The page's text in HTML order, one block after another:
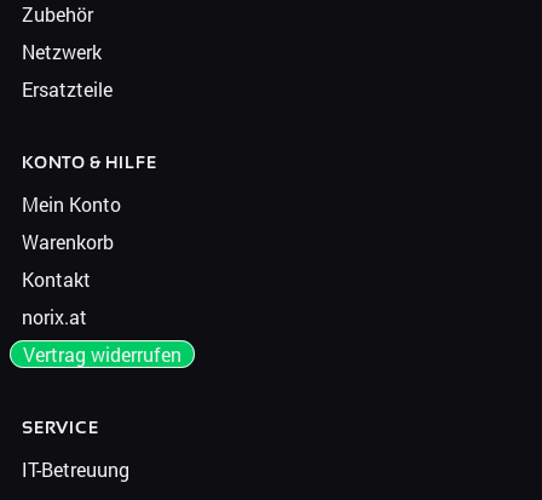
Zubehör
Netzwerk
Ersatzteile
KONTO & HILFE
Mein Konto
Warenkorb
Kontakt
norix.at
Vertrag widerrufen
SERVICE
IT-Betreuung